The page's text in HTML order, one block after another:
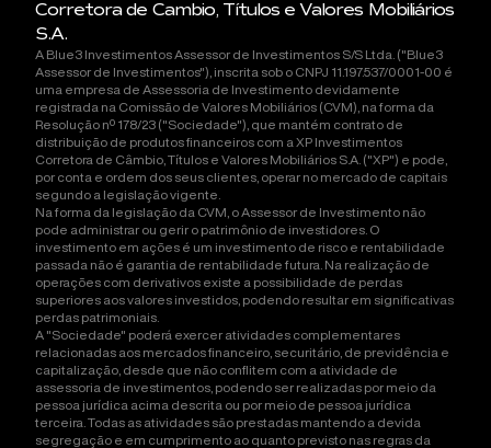
Corretora de Cambio, Títulos e Valores Mobiliários
S.A.
A Blue3 Investimentos Assessor de Investimentos S/S Ltda. ("Blue3
Assessor de Investimentos"), inscrita sob o CNPJ 11.197.537/0001-00 é
uma empresa de Assessoria de Investimento devidamente
registrada na Comissão de Valores Mobiliários (CVM), na forma da
Resolução nº 178/23 ("Sociedade"), que mantém contrato de
distribuição de produtos financeiros com a XP Investimentos
Corretora de Câmbio, Títulos e Valores Mobiliários S.A. ("XP") e pode,
por conta e ordem dos seus clientes, operar no mercado de capitais
segundo a legislação vigente.
Na forma da legislação da CVM, o Assessor de Investimento não
pode administrar ou gerir o patrimônio de investidores. O
investimento em ações é um investimento de risco e rentabilidade
passada não é garantia de rentabilidade futura. Na realização de
operações com derivativos existe a possibilidade de perdas
superiores aos valores investidos, podendo resultar em significativas
perdas patrimoniais.
A "Sociedade" poderá exercer atividades complementares
relacionadas aos mercados financeiro, securitário, de previdência e
capitalização, desde que não conflitem com a atividade de
assessoria de investimentos, podendo ser realizadas por meio da
pessoa jurídica acima descrita ou por meio de pessoa jurídica
terceira. Todas as atividades são prestadas mantendo a devida
segregação e em cumprimento ao quanto previsto nas regras da